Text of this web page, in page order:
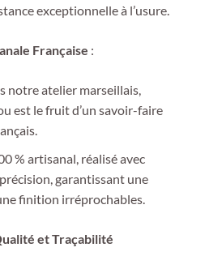
exceptionnelle à l’usure.
Française :
notre atelier marseillais,
est le fruit d’un savoir-faire
% artisanal, réalisé avec
garantissant une
finition irréprochables.
et Traçabilité